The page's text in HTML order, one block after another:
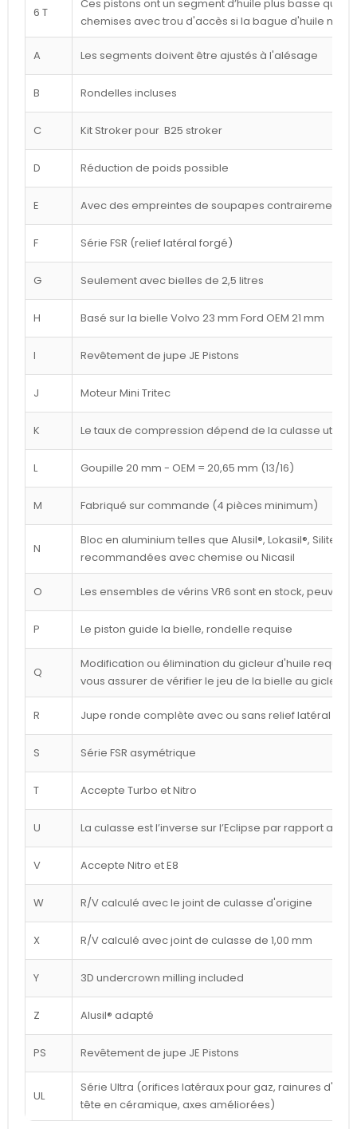
6 T
Ces pistons ont un segment d’huile plus basse que
chemises avec trou d'accès si la bague d'huile
A Les segments doivent être ajustés à l'alésage
B Rondelles incluses
C Kit Stroker pour B25 stroker
D Réduction de poids possible
E Avec des empreintes de soupapes contrairement à
F Série FSR (relief latéral forgé)
G Seulement avec bielles de 2,5 litres
H Basé sur la bielle Volvo 23 mm Ford OEM 21 mm
I Revêtement de jupe JE Pistons
J Moteur Mini Tritec
K Le taux de compression dépend de la culasse
L Goupille 20 mm - OEM = 20,65 mm (13/16)
M Fabriqué sur commande (4 pièces minimum)
N
Bloc en aluminium telles que Alusil®, Lokasil®, Silitec®,
recommandées avec chemise ou Nicasil
O Les ensembles de vérins VR6 sont en stock, peuvent
P Le piston guide la bielle, rondelle requise
Q
Modification ou élimination du gicleur d'huile
vous assurer de vérifier le jeu de la bielle au gicleur
R Jupe ronde complète avec ou sans relief latéral
S Série FSR asymétrique
T Accepte Turbo et Nitro
U La culasse est l’inverse sur l’Eclipse par rapport au
V Accepte Nitro et E8
W R/V calculé avec le joint de culasse d'origine
X R/V calculé avec joint de culasse de 1,00 mm
Y 3D undercrown milling included
Z Alusil® adapté
PS Revêtement de jupe JE Pistons
UL
Série Ultra (orifices latéraux pour gaz, rainures
tête en céramique, axes améliorées)